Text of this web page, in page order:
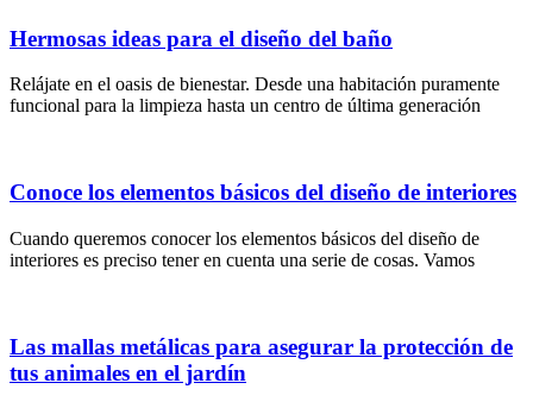
Hermosas ideas para el diseño del baño
Relájate en el oasis de bienestar. Desde una habitación puramente
funcional para la limpieza hasta un centro de última generación
Conoce los elementos básicos del diseño de interiores
Cuando queremos conocer los elementos básicos del diseño de
interiores es preciso tener en cuenta una serie de cosas. Vamos
Las mallas metálicas para asegurar la protección de
tus animales en el jardín